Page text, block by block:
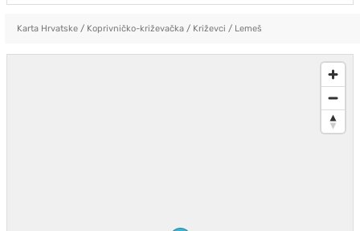
Karta Hrvatske/ Koprivničko-križevačka/ Križevci / Lemeš